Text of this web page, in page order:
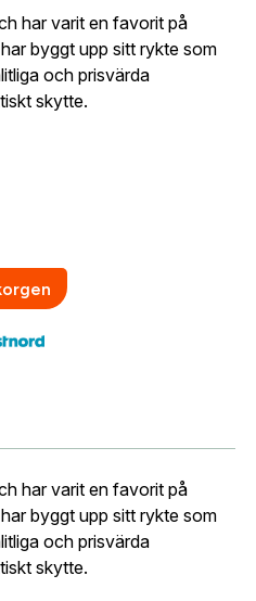
har varit en favorit på
byggt upp sitt rykte som
och prisvärda
skytte.
har varit en favorit på
byggt upp sitt rykte som
och prisvärda
skytte.